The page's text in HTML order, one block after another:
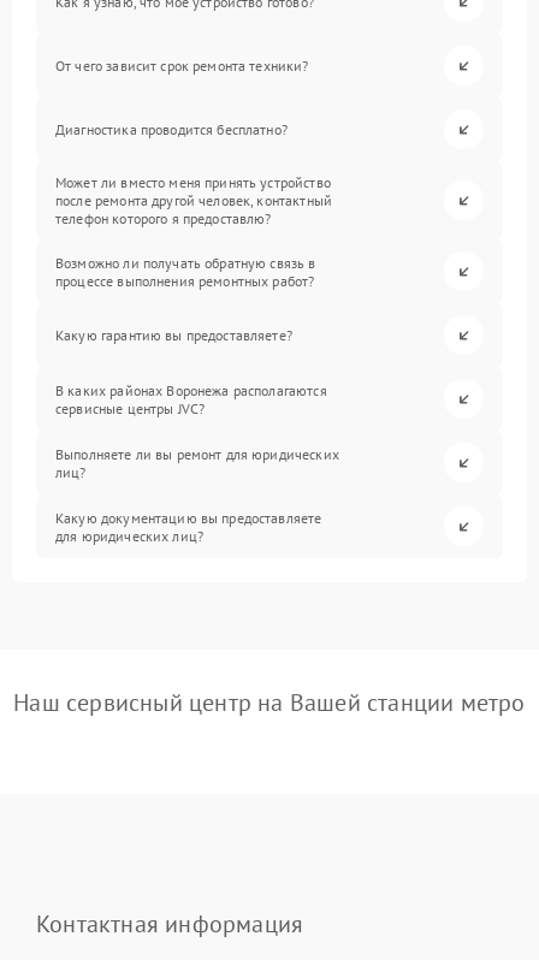
От чего зависит срок ремонта техники?
Диагностика проводится бесплатно?
Может ли вместо меня принять устройство
после ремонта другой человек, контактный
телефон которого я предоставлю?
Возможно ли получать обратную связь в
процессе выполнения ремонтных работ?
Какую гарантию вы предоставляете?
В каких районах Воронежа располагаются
сервисные центры JVC?
Выполняете ли вы ремонт для юридических
лиц?
Какую документацию вы предоставляете
для юридических лиц?
Наш сервисный центр на Вашей станции метро
Контактная информация